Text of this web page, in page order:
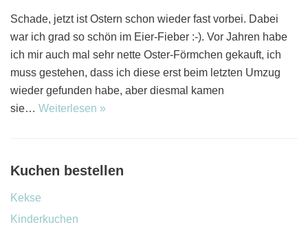
Schade, jetzt ist Ostern schon wieder fast vorbei. Dabei
war ich grad so schön im Eier-Fieber :-). Vor Jahren habe
ich mir auch mal sehr nette Oster-Förmchen gekauft, ich
muss gestehen, dass ich diese erst beim letzten Umzug
wieder gefunden habe, aber diesmal kamen
sie… Weiterlesen »
Kuchen bestellen
Kekse
Kinderkuchen